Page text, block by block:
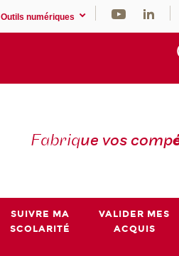
Outils numériques
Fabrique vos comp
SUIVRE MA
SCOLARITÉ
VALIDER MES
ACQUIS